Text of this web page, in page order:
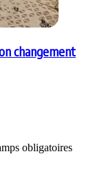
changement
obligatoires